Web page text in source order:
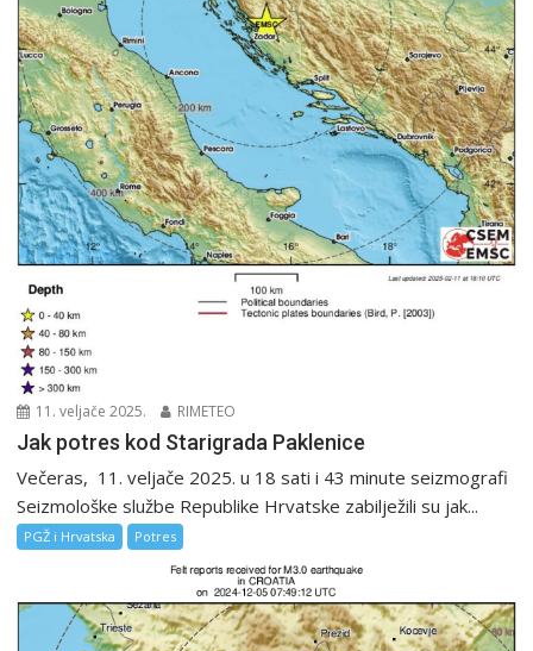
11. veljače 2025. RIMETEO
Jak potres kod Starigrada Paklenice
Večeras, 11. veljače 2025. u 18 sati i 43 minute seizmografi
Seizmološke službe Republike Hrvatske zabilježili su jak...
PGŽ i Hrvatska Potres